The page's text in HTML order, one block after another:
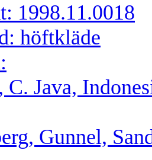
1998.11.0018
höftkläde
C. Java,
Gunnel,